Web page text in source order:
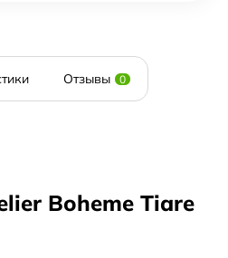
Отзывы 0
Boheme Tiare